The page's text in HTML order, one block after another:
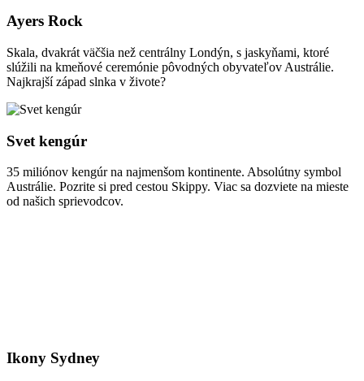
Ayers Rock
Skala, dvakrát väčšia než centrálny Londýn, s jaskyňami, ktoré
slúžili na kmeňové ceremónie pôvodných obyvateľov Austrálie.
Najkrajší západ slnka v živote?
Svet kengúr
35 miliónov kengúr na najmenšom kontinente. Absolútny symbol
Austrálie. Pozrite si pred cestou Skippy. Viac sa dozviete na mieste
od našich sprievodcov.
Ikony Sydney